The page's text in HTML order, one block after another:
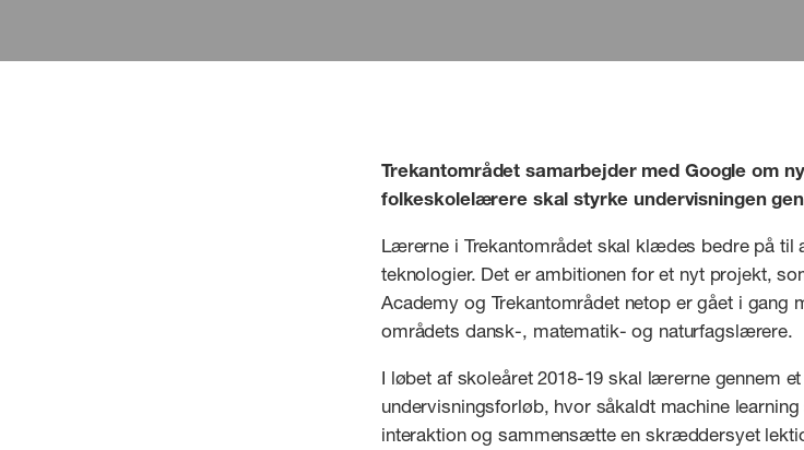
Trekantområdet samarbejder med Google om
folkeskolelærere skal styrke undervisningen
Lærerne i Trekantområdet skal klædes bedre på til
teknologier. Det er ambitionen for et nyt projekt,
Academy og Trekantområdet netop er gået i gang
områdets dansk-, matematik- og naturfagslærere.
I løbet af skoleåret 2018-19 skal lærerne gennem
undervisningsforløb, hvor såkaldt machine
interaktion og sammensætte en skræddersyet